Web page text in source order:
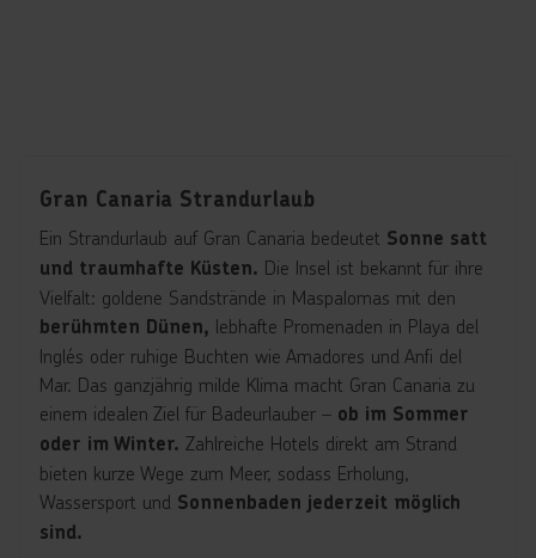
Gran Canaria Strandurlaub
Ein Strandurlaub auf Gran Canaria bedeutet Sonne satt
und traumhafte Küsten. Die Insel ist bekannt für ihre
Vielfalt: goldene Sandstrände in Maspalomas mit den
berühmten Dünen, lebhafte Promenaden in Playa del
Inglés oder ruhige Buchten wie Amadores und Anfi del
Mar. Das ganzjährig milde Klima macht Gran Canaria zu
einem idealen Ziel für Badeurlauber – ob im Sommer
oder im Winter. Zahlreiche Hotels direkt am Strand
bieten kurze Wege zum Meer, sodass Erholung,
Wassersport und Sonnenbaden jederzeit möglich
sind.